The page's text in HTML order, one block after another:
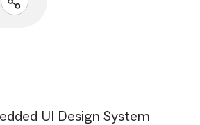
Sharing
UI Design System